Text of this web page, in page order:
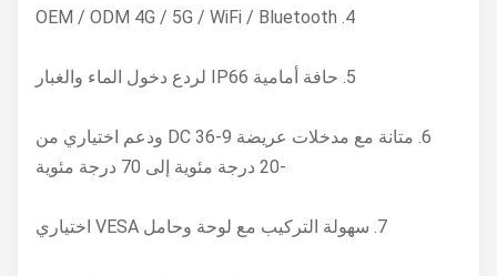
6. متانة مع مدخلات عريضة 9-36 DC ودعم اختياري من